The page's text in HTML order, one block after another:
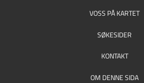
VOSS PÅ KARTET
SØKESIDER
KONTAKT
OM DENNE SIDA